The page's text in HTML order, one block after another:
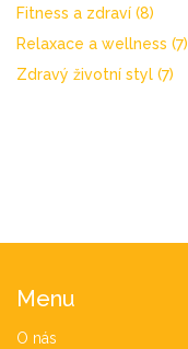
Fitness a zdraví (8)
Relaxace a wellness (7)
Zdravý životní styl (7)
Menu
O nás